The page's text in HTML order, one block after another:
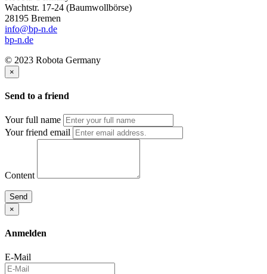
Wachtstr. 17-24 (Baumwollbörse)
28195 Bremen
info@bp-n.de
bp-n.de
© 2023 Robota Germany
×
Send to a friend
Your full name
Your friend email
Content
Send
×
Anmelden
E-Mail